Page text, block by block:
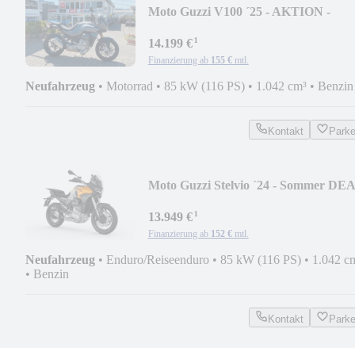
Moto Guzzi V100 ´25 - AKTION -
14.199 €¹
Finanzierung ab 155 € mtl.
Neufahrzeug • Motorrad • 85 kW (116 PS) • 1.042 cm³ • Benzin
Kontakt
Moto Guzzi Stelvio ´24 - Sommer
13.949 €¹
Finanzierung ab 152 € mtl.
Neufahrzeug • Enduro/Reiseenduro • 85 kW (116 PS) • 1.042
• Benzin
Kontakt